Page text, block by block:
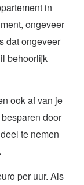
in
ongeveer
dat ongeveer
behoorlijk
ook af van je
door
te nemen
per uur. Als